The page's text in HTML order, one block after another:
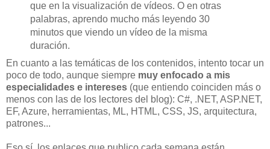
que en la visualización de vídeos. O en otras
palabras, aprendo mucho más leyendo 30
minutos que viendo un vídeo de la misma
duración.
En cuanto a las temáticas de los contenidos, intento tocar un
poco de todo, aunque siempre muy enfocado a mis
especialidades e intereses (que entiendo coinciden más o
menos con las de los lectores del blog): C#, .NET, ASP.NET,
EF, Azure, herramientas, ML, HTML, CSS, JS, arquitectura,
patrones...